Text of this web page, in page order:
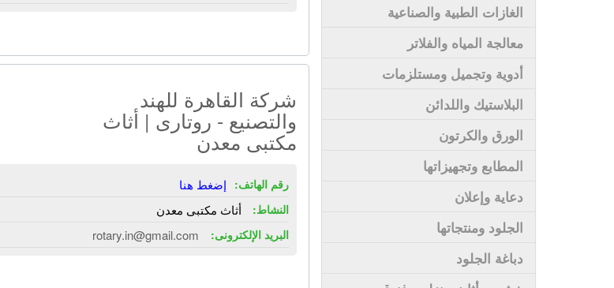
الغازات الطبية والصناعية
معالجة المياه والفلاتر
أدوية وتجميل ومستلزمات
البلاستيك واللدائن
الورق والكرتون
المطابع وتجهيزاتها
دعاية وإعلان
الجلود ومنتجاتها
دباغة الجلود
شركة القاهرة للهند
والتصنيع - روتارى | أثاث
مكتبى معدن
رقم الهاتف: إضغط هنا
النشاط: أثاث مكتبى معدن
البريد الإلكترونى: rotary.in@gmail.com